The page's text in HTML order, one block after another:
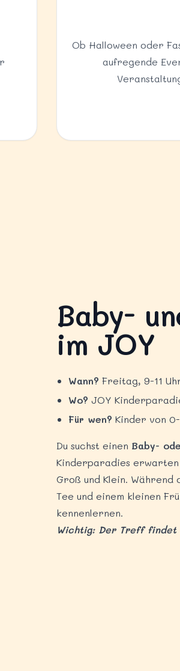
Ob Halloween oder
aufregende
Baby-
im JOY
Wann? Freitag, 9-11
Wo? JOY
Für wen? Kinder von
Du suchst einen Baby-
Kinderparadies erwarten
Groß und Klein. Während
Tee und einem kleinen
kennenlernen.
Wichtig: Der Treff